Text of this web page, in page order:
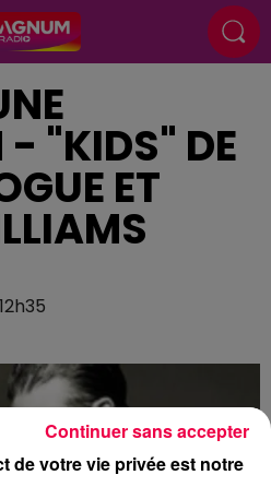
"KIDS" DE
ET
de votre vie privée est notre
Continuer sans accepter